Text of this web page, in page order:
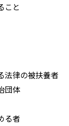
こと
法律の被扶養者
団体
る者